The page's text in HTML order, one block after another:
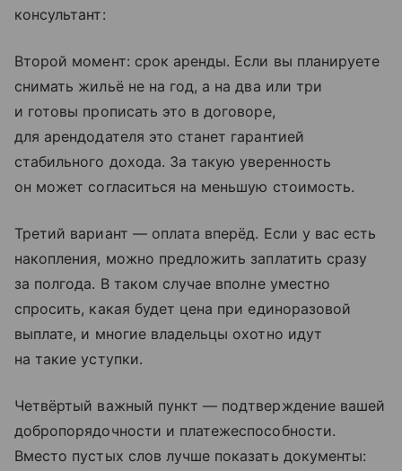
консультант:
Второй момент: срок аренды. Если вы планируете
снимать жильё не на год, а на два или три
и готовы прописать это в договоре,
для арендодателя это станет гарантией
стабильного дохода. За такую уверенность
он может согласиться на меньшую стоимость.
Третий вариант — оплата вперёд. Если у вас есть
накопления, можно предложить заплатить сразу
за полгода. В таком случае вполне уместно
спросить, какая будет цена при единоразовой
выплате, и многие владельцы охотно идут
на такие уступки.
Четвёртый важный пункт — подтверждение вашей
добропорядочности и платежеспособности.
Вместо пустых слов лучше показать документы: